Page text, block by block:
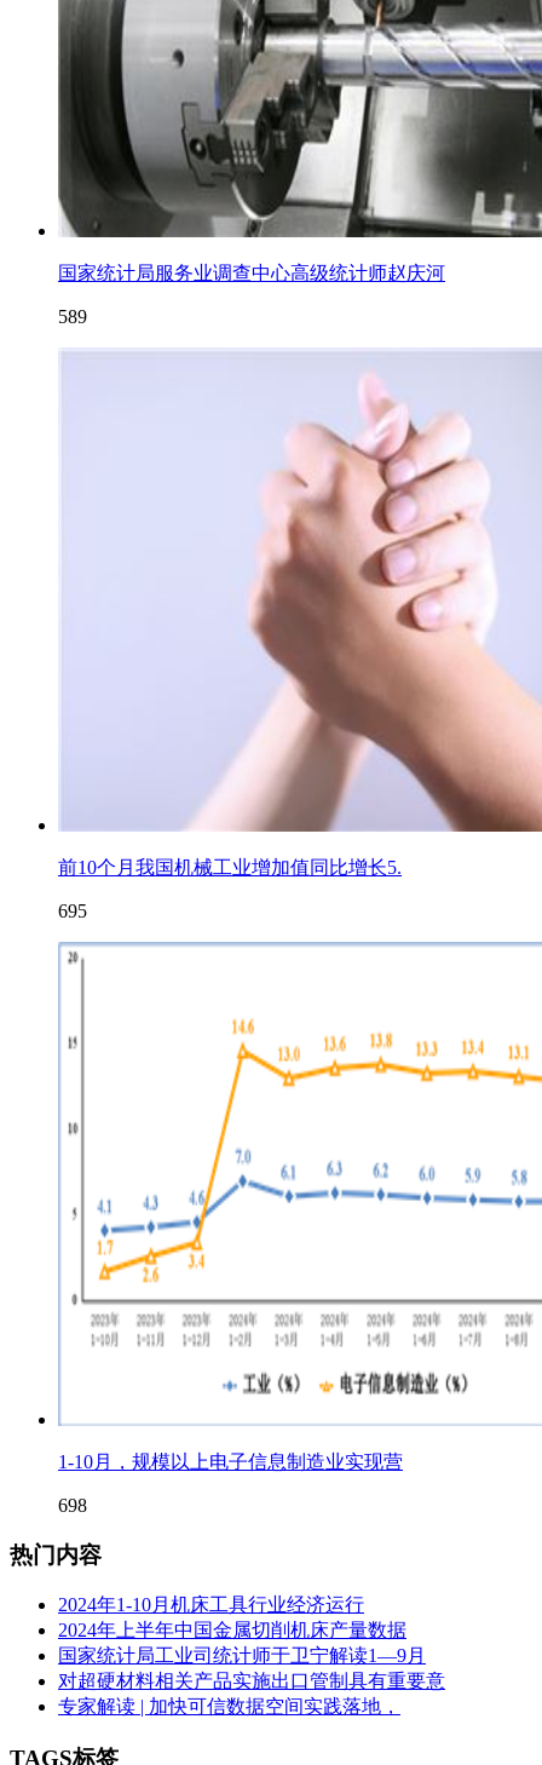
国家统计局服务业调查中心高级统计师赵庆河
589
前10个月我国机械工业增加值同比增长5.
695
1-10月，规模以上电子信息制造业实现营
698
热门内容
2024年1-10月机床工具行业经济运行
2024年上半年中国金属切削机床产量数据
国家统计局工业司统计师于卫宁解读1—9月
对超硬材料相关产品实施出口管制具有重要意
专家解读 | 加快可信数据空间实践落地，
TAGS标签